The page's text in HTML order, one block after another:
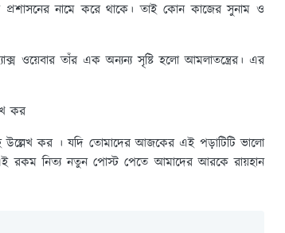
প্রশাসনের নামে করে থাকে। তাই কোন কাজের সুনাম ও
ওয়েবার তাঁর এক অন্যন্য সৃষ্টি হলো আমলাতন্ত্রের। এর
কর
উল্লেখ কর । যদি তোমাদের আজকের এই পড়াটিটি ভালো
রকম নিত্য নতুন পোস্ট পেতে আমাদের আরকে রায়হান